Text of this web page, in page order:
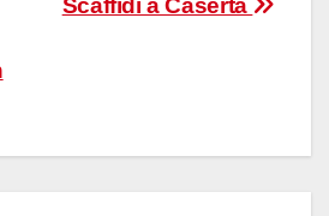
Scaffidi a Caserta